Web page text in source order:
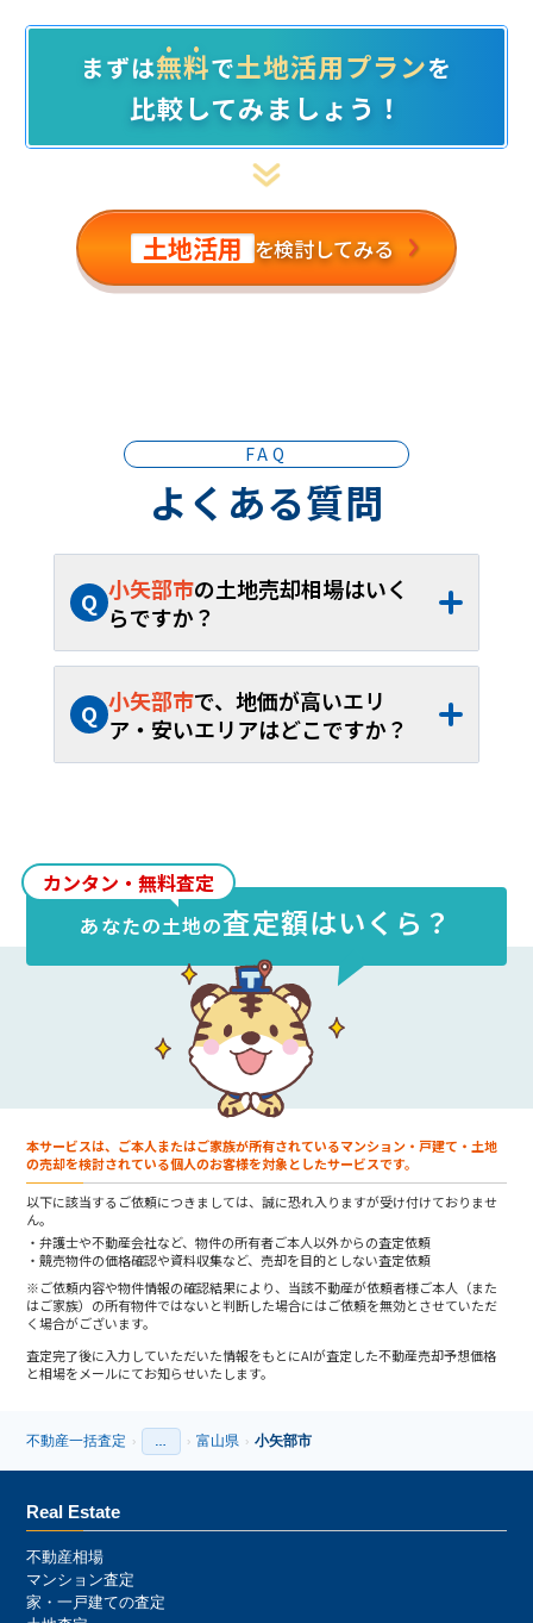
まずは無料で土地活用プランを
比較してみましょう！
土地活用 を検討してみる
FAQ
よくある質問
Q 小矢部市の土地売却相場はいく
らですか？
A 小矢部市の土地売却相場は、約8.40万円/
坪（約4.66万円～約16.2万円/坪 ）、平米
単価約2.54万円/㎡（約1.41万円～約
4.91
Q 小矢部市で、地価が高いエリ
ア・安いエリアはどこですか？
円/坪（約1.41万円/㎡
カンタン・無料査定
あなたの土地の査定額はいくら？
本サービスは、ご本人またはご家族が所有されているマンション・戸建て・土地
の売却を検討されている個人のお客様を対象としたサービスです。
以下に該当するご依頼につきましては、誠に恐れ入りますが受け付けておりませ
ん。
弁護士や不動産会社など、物件の所有者ご本人以外からの査定依頼
競売物件の価格確認や資料収集など、売却を目的としない査定依頼
※ご依頼内容や物件情報の確認結果により、当該不動産が依頼者様ご本人（また
はご家族）の所有物件ではないと判断した場合にはご依頼を無効とさせていただ
く場合がございます。
査定完了後に入力していただいた情報をもとにAIが査定した不動産売却予想価格
と相場をメールにてお知らせいたします。
不動産一括査定 › › 富山県 › 小矢部市
Real Estate
不動産相場
マンション査定
家・一戸建ての査定